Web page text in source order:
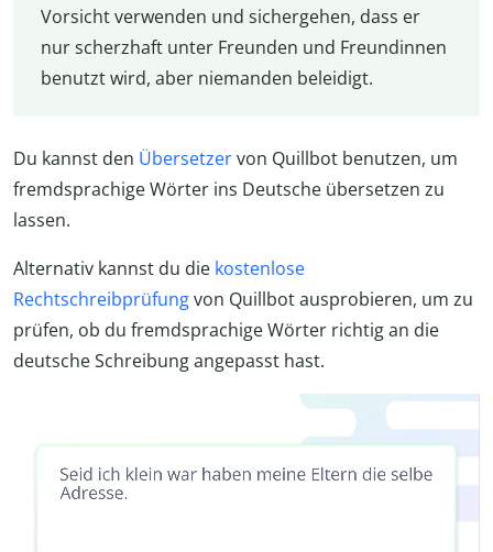
Vorsicht verwenden und sichergehen, dass er
nur scherzhaft unter Freunden und Freundinnen
benutzt wird, aber niemanden beleidigt.
Du kannst den Übersetzervon Quillbot benutzen, um
fremdsprachige Wörter ins Deutsche übersetzen zu
lassen.
Alternativ kannst du die kostenlose
Rechtschreibprüfungvon Quillbot ausprobieren, um zu
prüfen, ob du fremdsprachige Wörter richtig an die
deutsche Schreibung angepasst hast.